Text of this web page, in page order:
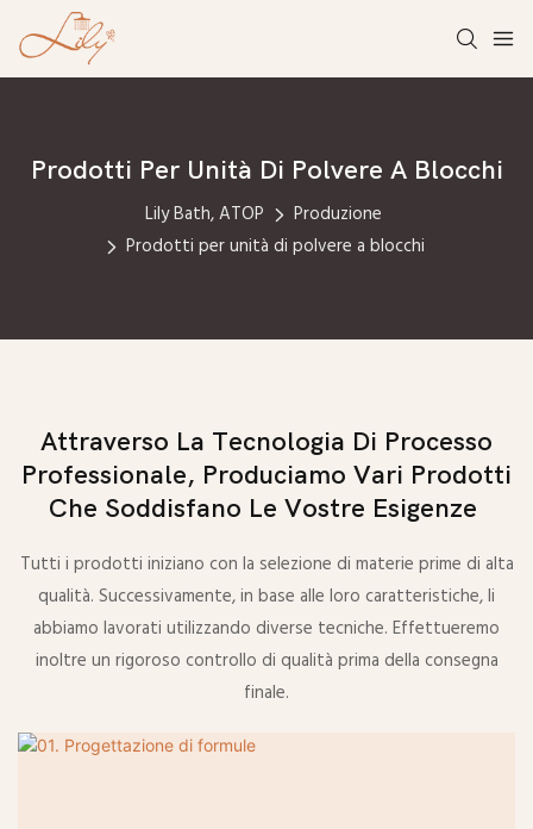
Prodotti Per Unità Di Polvere A Blocchi
Lily Bath, ATOP
Produzione
Prodotti per unità di polvere a blocchi
Attraverso La Tecnologia Di Processo
Professionale, Produciamo Vari Prodotti
Che Soddisfano Le Vostre Esigenze
Tutti i prodotti iniziano con la selezione di materie prime di alta
qualità. Successivamente, in base alle loro caratteristiche, li
abbiamo lavorati utilizzando diverse tecniche. Effettueremo
inoltre un rigoroso controllo di qualità prima della consegna
finale.